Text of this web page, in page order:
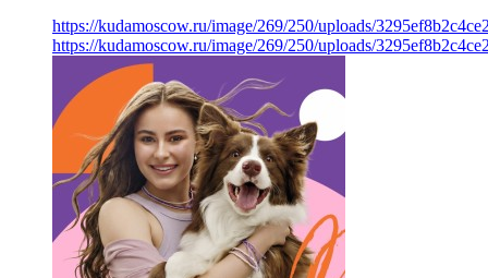
https://kudamoscow.ru/image/269/250/uploads/
https://kudamoscow.ru/image/269/250/uploads/